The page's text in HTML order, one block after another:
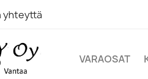
yhteyttä
VARAOSAT